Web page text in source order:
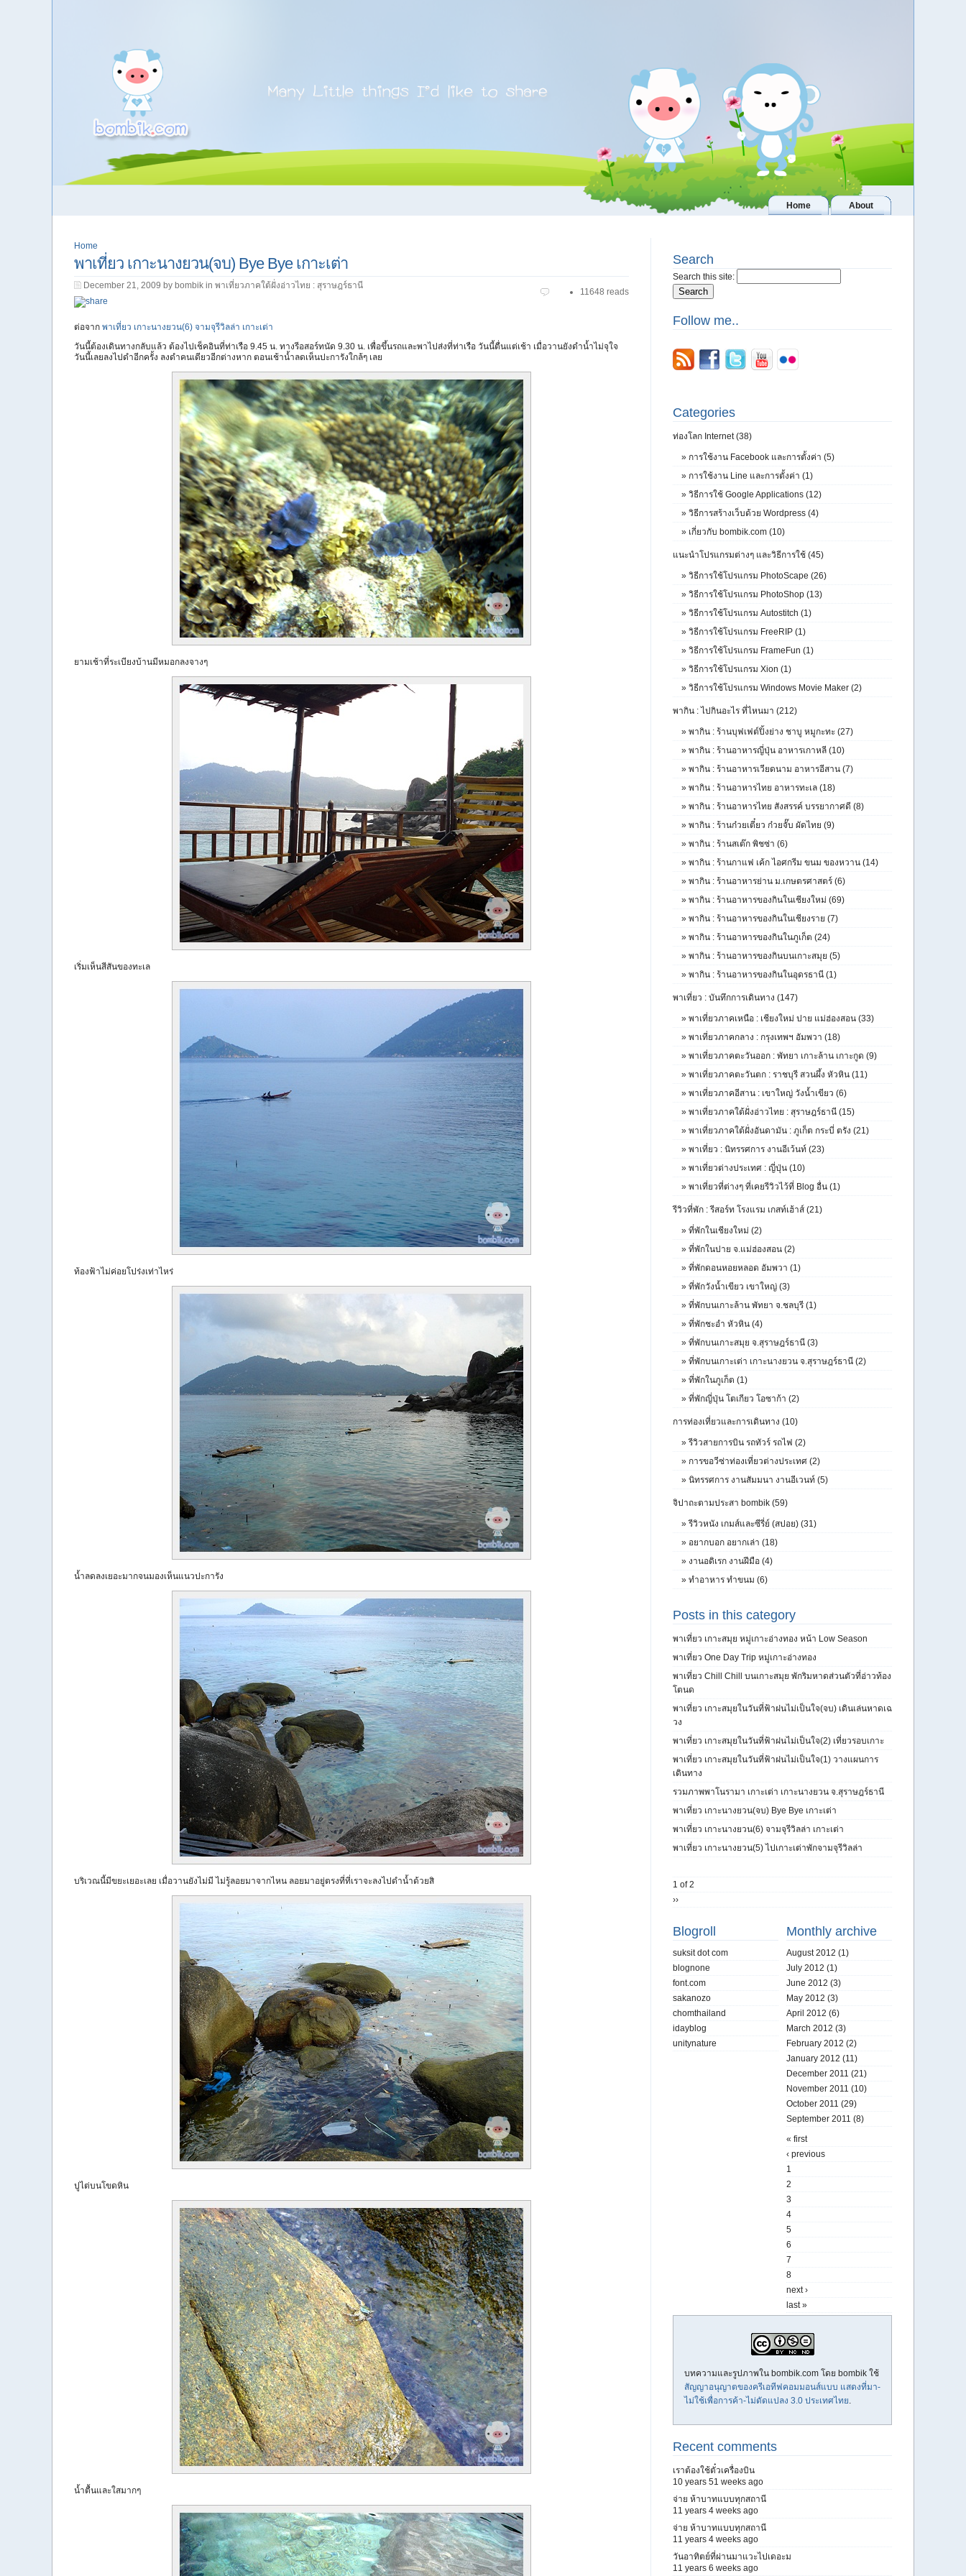
Home About
Home
พาเที่ยว เกาะนางยวน(จบ) Bye Bye เกาะเต่า
December 21, 2009 by bombik in พาเที่ยวภาคใต้ฝั่งอ่าวไทย : สุราษฎร์ธานี
11648 reads
ต่อจาก พาเที่ยว เกาะนางยวน(6) จามจุรีวิลล่า เกาะเต่า
วันนี้ต้องเดินทางกลับแล้ว ต้องไปเช็คอินที่ท่าเรือ 9.45 น. ทางรีอสอร์ทนัด 9.30 น. เพื่อขึ้นรถและพาไปส่งที่ท่าเรือ วันนี้ตื่นแต่เช้า เมื่อวานยังดำน้ำไม่จุใจ
วันนี้เลยลงไปดำอีกครั้ง ลงดำคนเดียวอีกต่างหาก ตอนเช้าน้ำลดเห็นปะการังใกล้ๆ เลย
ยามเช้าที่ระเบียงบ้านมีหมอกลงจางๆ
เริ่มเห็นสีสันของทะเล
ท้องฟ้าไม่ค่อยโปร่งเท่าไหร่
น้ำลดลงเยอะมากจนมองเห็นแนวปะการัง
บริเวณนี้มีขยะเยอะเลย เมื่อวานยังไม่มี ไม่รู้ลอยมาจากไหน ลอยมาอยู่ตรงที่ที่เราจะลงไปดำน้ำด้วยสิ
ปูไต่บนโขดหิน
น้ำตื้นและใสมากๆ
Search
Search this site:
Follow me..
Categories
ท่องโลก Internet (38)
» การใช้งาน Facebook และการตั้งค่า (5)
» การใช้งาน Line และการตั้งค่า (1)
» วิธีการใช้ Google Applications (12)
» วิธีการสร้างเว็บด้วย Wordpress (4)
» เกี่ยวกับ bombik.com (10)
แนะนำโปรแกรมต่างๆ และวิธีการใช้ (45)
» วิธีการใช้โปรแกรม PhotoScape (26)
» วิธีการใช้โปรแกรม PhotoShop (13)
» วิธีการใช้โปรแกรม Autostitch (1)
» วิธีการใช้โปรแกรม FreeRIP (1)
» วิธีการใช้โปรแกรม FrameFun (1)
» วิธีการใช้โปรแกรม Xion (1)
» วิธีการใช้โปรแกรม Windows Movie Maker (2)
พากิน : ไปกินอะไร ที่ไหนมา (212)
» พากิน : ร้านบุฟเฟต์ปิ้งย่าง ชาบู หมูกะทะ (27)
» พากิน : ร้านอาหารญี่ปุ่น อาหารเกาหลี (10)
» พากิน : ร้านอาหารเวียดนาม อาหารอีสาน (7)
» พากิน : ร้านอาหารไทย อาหารทะเล (18)
» พากิน : ร้านอาหารไทย สังสรรค์ บรรยากาศดี (8)
» พากิน : ร้านก๋วยเตี๋ยว ก๋วยจั๊บ ผัดไทย (9)
» พากิน : ร้านสเต๊ก พิชซ่า (6)
» พากิน : ร้านกาแฟ เค้ก ไอศกรีม ขนม ของหวาน (14)
» พากิน : ร้านอาหารย่าน ม.เกษตรศาสตร์ (6)
» พากิน : ร้านอาหารของกินในเชียงใหม่ (69)
» พากิน : ร้านอาหารของกินในเชียงราย (7)
» พากิน : ร้านอาหารของกินในภูเก็ต (24)
» พากิน : ร้านอาหารของกินบนเกาะสมุย (5)
» พากิน : ร้านอาหารของกินในอุดรธานี (1)
พาเที่ยว : บันทึกการเดินทาง (147)
» พาเที่ยวภาคเหนือ : เชียงใหม่ ปาย แม่ฮ่องสอน (33)
» พาเที่ยวภาคกลาง : กรุงเทพฯ อัมพวา (18)
» พาเที่ยวภาคตะวันออก : พัทยา เกาะล้าน เกาะกูด (9)
» พาเที่ยวภาคตะวันตก : ราชบุรี สวนผึ้ง หัวหิน (11)
» พาเที่ยวภาคอีสาน : เขาใหญ่ วังน้ำเขียว (6)
» พาเที่ยวภาคใต้ฝั่งอ่าวไทย : สุราษฎร์ธานี (15)
» พาเที่ยวภาคใต้ฝั่งอันดามัน : ภูเก็ต กระบี่ ตรัง (21)
» พาเที่ยว : นิทรรศการ งานอีเว้นท์ (23)
» พาเที่ยวต่างประเทศ : ญี่ปุ่น (10)
» พาเที่ยวที่ต่างๆ ที่เคยรีวิวไว้ที่ Blog อื่น (1)
รีวิวที่พัก : รีสอร์ท โรงแรม เกสท์เฮ้าส์ (21)
» ที่พักในเชียงใหม่ (2)
» ที่พักในปาย จ.แม่ฮ่องสอน (2)
» ที่พักดอนหอยหลอด อัมพวา (1)
» ที่พักวังน้ำเขียว เขาใหญ่ (3)
» ที่พักบนเกาะล้าน พัทยา จ.ชลบุรี (1)
» ที่พักชะอำ หัวหิน (4)
» ที่พักบนเกาะสมุย จ.สุราษฎร์ธานี (3)
» ที่พักบนเกาะเต่า เกาะนางยวน จ.สุราษฎร์ธานี (2)
» ที่พักในภูเก็ต (1)
» ที่พักญี่ปุ่น โตเกียว โอซาก้า (2)
การท่องเที่ยวและการเดินทาง (10)
»รีวิวสายการบิน รถทัวร์ รถไฟ (2)
» การขอวีซ่าท่องเที่ยวต่างประเทศ (2)
» นิทรรศการ งานสัมมนา งานอีเวนท์ (5)
จิปาถะตามประสา bombik (59)
»รีวิวหนัง เกมส์และซีรี่ย์ (สปอย) (31)
» อยากบอก อยากเล่า (18)
» งานอดิเรก งานฝีมือ (4)
» ทำอาหาร ทำขนม (6)
Posts in this category
พาเที่ยว เกาะสมุย หมู่เกาะอ่างทอง หน้า Low Season
พาเที่ยว One Day Trip หมู่เกาะอ่างทอง
พาเที่ยว Chill Chill บนเกาะสมุย พักริมหาดส่วนตัวที่อ่าวท้อง
โตนด
พาเที่ยว เกาะสมุยในวันที่ฟ้าฝนไม่เป็นใจ(จบ) เดินเล่นหาดเฉ
วง
พาเที่ยว เกาะสมุยในวันที่ฟ้าฝนไม่เป็นใจ(2) เที่ยวรอบเกาะ
พาเที่ยว เกาะสมุยในวันที่ฟ้าฝนไม่เป็นใจ(1) วางแผนการ
เดินทาง
รวมภาพพาโนรามา เกาะเต่า เกาะนางยวน จ.สุราษฎร์ธานี
พาเที่ยว เกาะนางยวน(จบ) Bye Bye เกาะเต่า
พาเที่ยว เกาะนางยวน(6) จามจุรีวิลล่า เกาะเต่า
พาเที่ยว เกาะนางยวน(5) ไปเกาะเต่าพักจามจุรีวิลล่า
1 of 2
››
Blogroll
suksit dot com
blognone
font.com
sakanozo
chomthailand
idayblog
unitynature
Monthly archive
August 2012 (1)
July 2012 (1)
June 2012 (3)
May 2012 (3)
April 2012 (6)
March 2012 (3)
February 2012 (2)
January 2012 (11)
December 2011 (21)
November 2011 (10)
October 2011 (29)
September 2011 (8)
« first
‹ previous
1
2
3
4
5
6
7
8
next ›
last »
บทความและรูปภาพใน bombik.com โดย bombik ใช้
สัญญาอนุญาตของครีเอทีฟคอมมอนส์แบบ แสดงที่มา-
ไม่ใช้เพื่อการค้า-ไม่ดัดแปลง 3.0 ประเทศไทย.
Recent comments
เราต้องใช้ตั๋วเครื่องบิน
10 years 51 weeks ago
จ่าย ห้าบาทแบบทุกสถานี
11 years 4 weeks ago
จ่าย ห้าบาทแบบทุกสถานี
11 years 4 weeks ago
วันอาทิตย์ที่ผ่านมาแวะไปเดอะม
11 years 6 weeks ago